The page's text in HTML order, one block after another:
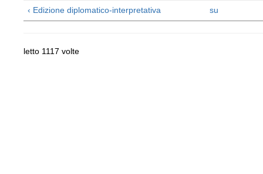
‹ Edizione diplomatico-interpretativa
su
letto 1117 volte